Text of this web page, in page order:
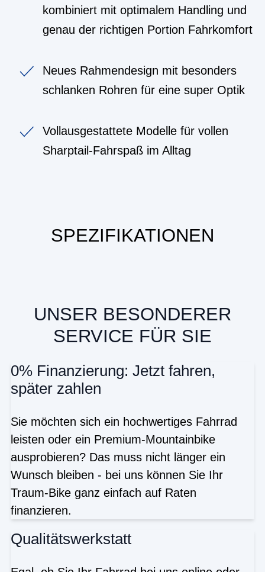
kombiniert mit optimalem Handling und
genau der richtigen Portion Fahrkomfort
Neues Rahmendesign mit besonders
schlanken Rohren für eine super Optik
Vollausgestattete Modelle für vollen
Sharptail-Fahrspaß im Alltag
SPEZIFIKATIONEN
UNSER BESONDERER
SERVICE FÜR SIE
0% Finanzierung: Jetzt fahren,
später zahlen
Sie möchten sich ein hochwertiges Fahrrad
leisten oder ein Premium-Mountainbike
ausprobieren? Das muss nicht länger ein
Wunsch bleiben - bei uns können Sie Ihr
Traum-Bike ganz einfach auf Raten
finanzieren.
Qualitätswerkstatt